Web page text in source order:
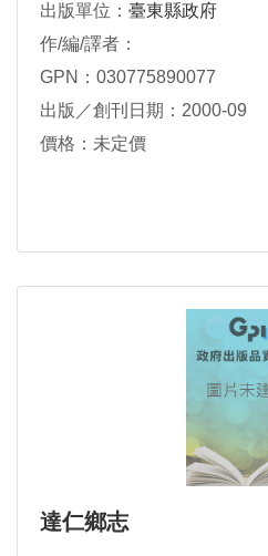
出版單位： 臺東縣政府
作/編/譯者：
GPN：030775890077
出版／創刊日期：2000-09
價格：未定價
達仁鄉志